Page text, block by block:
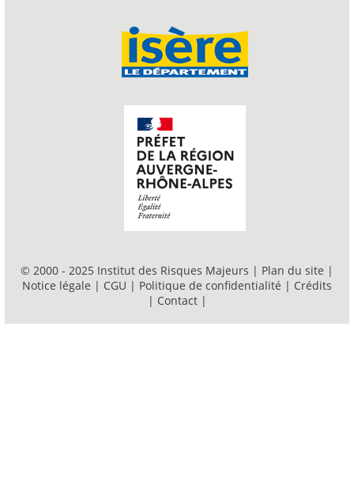
© 2000 - 2025 Institut des Risques Majeurs | Plan du site |
Notice légale | CGU | Politique de confidentialité | Crédits
| Contact |